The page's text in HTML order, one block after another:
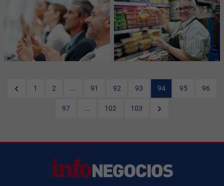
1 2 ... 91 92 93 94 95 96
97 ... 102 103